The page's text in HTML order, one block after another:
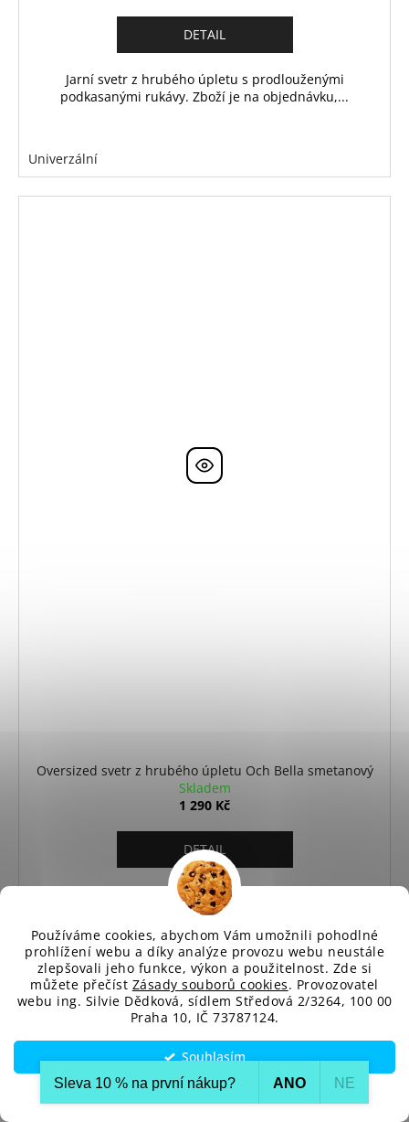
Používáme cookies, abychom Vám umožnili pohodlné
prohlížení webu a díky analýze provozu webu neustále
zlepšovali jeho funkce, výkon a použitelnost. Zde si
můžete přečíst Zásady souborů cookies. Provozovatel
webu ing. Silvie Dědková, sídlem Středová 2/3264, 100 00
Praha 10, IČ 73787124.
Souhlasím
Nastavení
DETAIL
Jarní svetr z hrubého úpletu s prodlouženými
podkasanými rukávy. Zboží je na objednávku,...
Univerzální
Oversized svetr z hrubého úpletu Och Bella smetanový
Skladem
1 290 Kč
DETAIL
Jarní svetr z hrubého úpletu s prodlouženými
podkasanými rukávy. Zboží je na objednávku,...
Univerzální
Sleva 10 % na první nákup?​ ANO NE